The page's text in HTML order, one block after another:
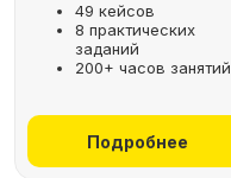
49 кейсов
8 практических
заданий
200+ часов занятий
Подробнее